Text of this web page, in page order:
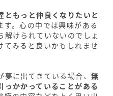
ともっと仲良くなりたいと
す。心の中では興味がある
解けられていないのでしょ
てみると良いかもしれませ
夢に出てきている場合、無
っかかっていることがある